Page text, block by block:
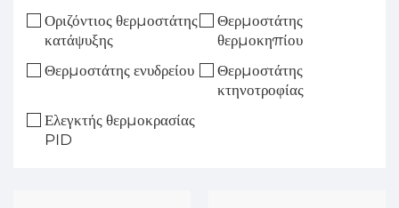
Οριζόντιος θερμοστάτης
κατάψυξης
Θερμοστάτης
θερμοκηπίου
Θερμοστάτης ενυδρείου
Θερμοστάτης
κτηνοτροφίας
Ελεγκτής θερμοκρασίας
PID